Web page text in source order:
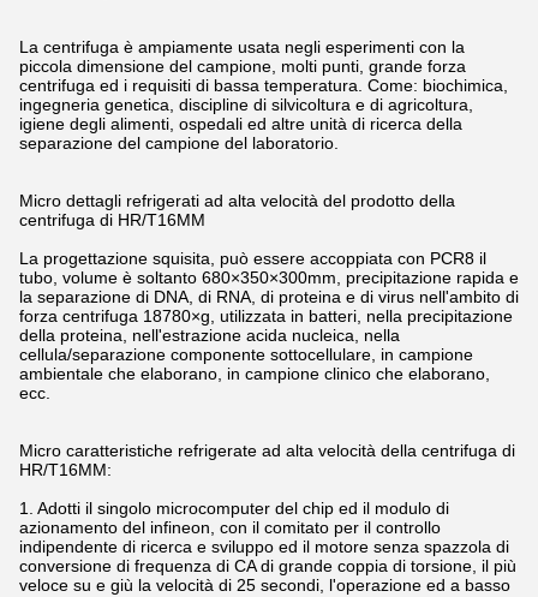
La centrifuga è ampiamente usata negli esperimenti con la
piccola dimensione del campione, molti punti, grande forza
centrifuga ed i requisiti di bassa temperatura. Come: biochimica,
ingegneria genetica, discipline di silvicoltura e di agricoltura,
igiene degli alimenti, ospedali ed altre unità di ricerca della
separazione del campione del laboratorio.
Micro dettagli refrigerati ad alta velocità del prodotto della
centrifuga di HR/T16MM
La progettazione squisita, può essere accoppiata con PCR8 il
tubo, volume è soltanto 680×350×300mm, precipitazione rapida e
la separazione di DNA, di RNA, di proteina e di virus nell'ambito di
forza centrifuga 18780×g, utilizzata in batteri, nella precipitazione
della proteina, nell'estrazione acida nucleica, nella
cellula/separazione componente sottocellulare, in campione
ambientale che elaborano, in campione clinico che elaborano,
ecc.
Micro caratteristiche refrigerate ad alta velocità della centrifuga di
HR/T16MM:
1. Adotti il singolo microcomputer del chip ed il modulo di
azionamento del infineon, con il comitato per il controllo
indipendente di ricerca e sviluppo ed il motore senza spazzola di
conversione di frequenza di CA di grande coppia di torsione, il più
veloce su e giù la velocità di 25 secondi, l'operazione ed a basso